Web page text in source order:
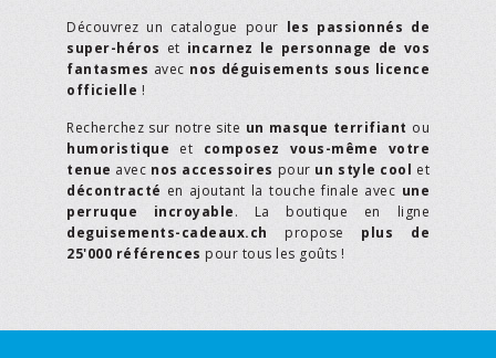
Découvrez un catalogue pour les passionnés de
super-héros et incarnez le personnage de vos
fantasmes avec nos déguisements sous licence
officielle !
Recherchez sur notre site un masque terrifiant ou
humoristique et composez vous-même votre
tenue avec nos accessoires pour un style cool et
décontracté en ajoutant la touche finale avec une
perruque incroyable. La boutique en ligne
deguisements-cadeaux.ch propose plus de
25'000 références pour tous les goûts !